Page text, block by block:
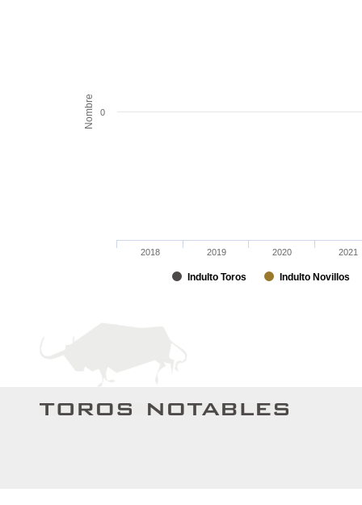
Nombre
Indulto Toros Indulto Novillos
2018 2019 2020 2021
0